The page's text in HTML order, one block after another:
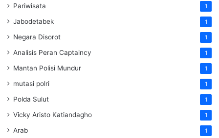
Pariwisata 1
Jabodetabek 1
Negara Disorot 1
Analisis Peran Captaincy 1
Mantan Polisi Mundur 1
mutasi polri 1
Polda Sulut 1
Vicky Aristo Katiandagho 1
Arab 1